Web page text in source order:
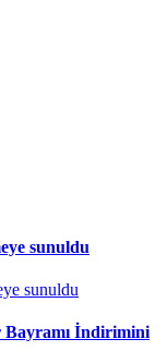
sunuldu
Bayramı İndirimini